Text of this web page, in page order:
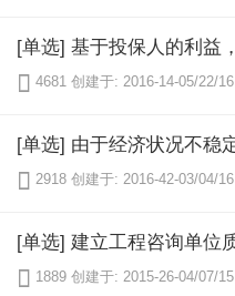
 4681 创建于: 2016-14-05/22/16
 2918 创建于: 2016-42-03/04/16
 1889 创建于: 2015-26-04/07/15